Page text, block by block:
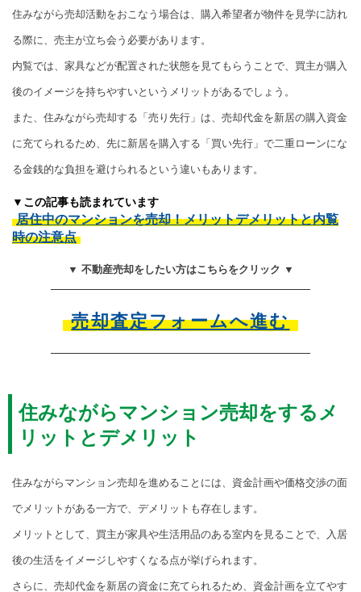
住みながら売却活動をおこなう場合は、購入希望者が物件を見学に訪れ
る際に、売主が立ち会う必要があります。
内覧では、家具などが配置された状態を見てもらうことで、買主が購入
後のイメージを持ちやすいというメリットがあるでしょう。
また、住みながら売却する「売り先行」は、売却代金を新居の購入資金
に充てられるため、先に新居を購入する「買い先行」で二重ローンにな
る金銭的な負担を避けられるという違いもあります。
▼この記事も読まれています
居住中のマンションを売却！メリットデメリットと内覧
時の注意点
▼ 不動産売却をしたい方はこちらをクリック ▼
売却査定フォームへ進む
住みながらマンション売却をするメ
リットとデメリット
住みながらマンション売却を進めることには、資金計画や価格交渉の面
でメリットがある一方で、デメリットも存在します。
メリットとして、買主が家具や生活用品のある室内を見ることで、入居
後の生活をイメージしやすくなる点が挙げられます。
さらに、売却代金を新居の資金に充てられるため、資金計画を立てやす